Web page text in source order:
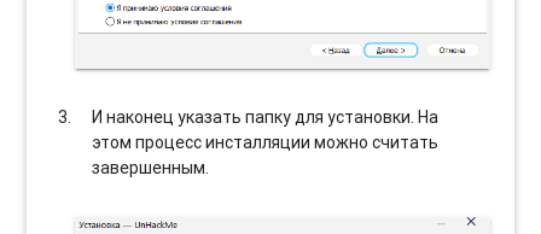
И наконец указать папку для установки. На
этом процесс инсталляции можно считать
завершенным.